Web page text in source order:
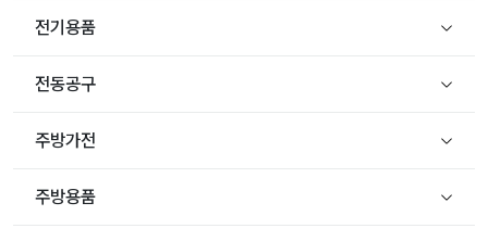
전기용품
전동공구
주방가전
주방용품